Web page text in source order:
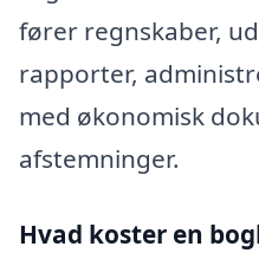
fører regnskaber,
rapporter,
med økonomisk
afstemninger.
Hvad koster en